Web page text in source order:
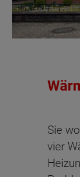
Sie
vier